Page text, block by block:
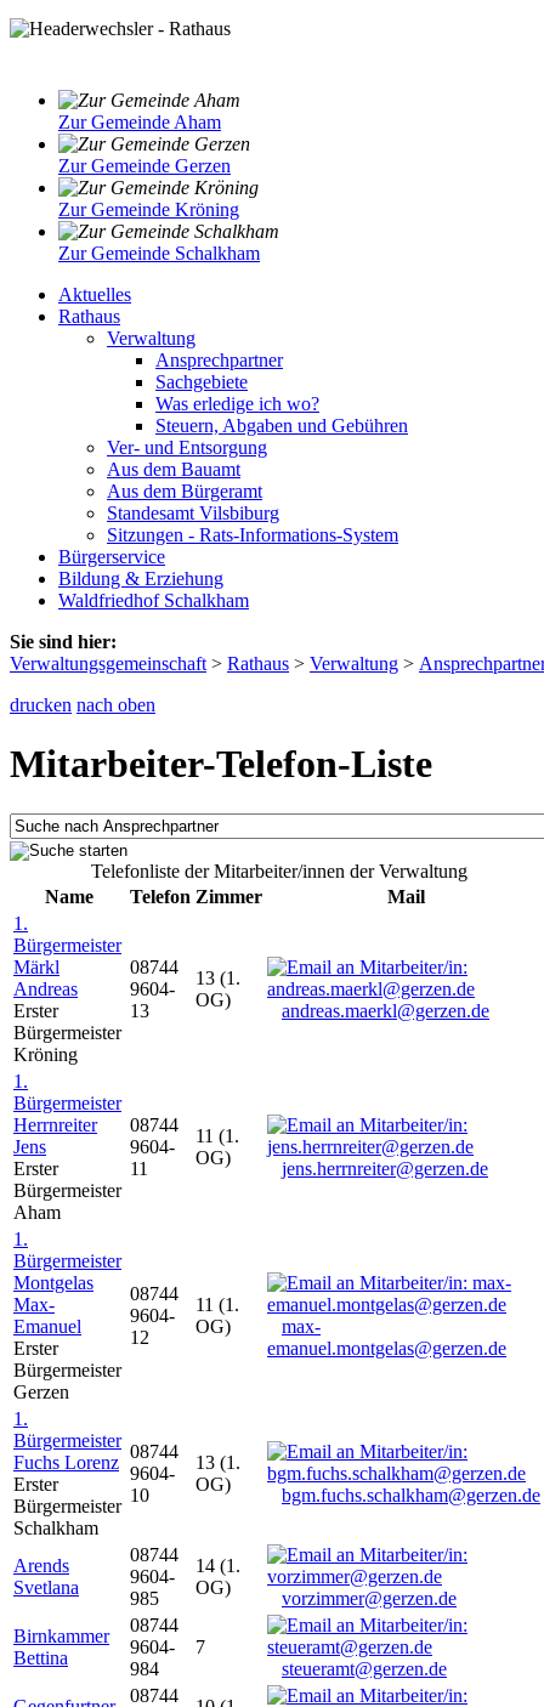
Zur Gemeinde Aham
Zur Gemeinde Gerzen
Zur Gemeinde Kröning
Zur Gemeinde Schalkham
Aktuelles
Rathaus
Verwaltung
Ansprechpartner
Sachgebiete
Was erledige ich wo?
Steuern, Abgaben und Gebühren
Ver- und Entsorgung
Aus dem Bauamt
Aus dem Bürgeramt
Standesamt Vilsbiburg
Sitzungen - Rats-Informations-System
Bürgerservice
Bildung & Erziehung
Waldfriedhof Schalkham
Sie sind hier:
Verwaltungsgemeinschaft > Rathaus > Verwaltung >
drucken nach oben
Mitarbeiter-Telefon-Liste
Telefonliste der Mitarbeiter/innen der Verwaltung
Name
Telefon Zimmer
Mail
1.
Bürgermeister
Märkl
Andreas
Erster
Bürgermeister
Kröning
08744
9604-
13
13 (1.
OG)
andreas.maerkl@gerzen.de
1.
Bürgermeister
Herrnreiter
Jens
Erster
Bürgermeister
Aham
08744
9604-
11
11 (1.
OG)
jens.herrnreiter@gerzen.de
1.
Bürgermeister
Montgelas
Max-
Emanuel
Erster
Bürgermeister
Gerzen
08744
9604-
12
11 (1.
OG)
max-
emanuel.montgelas@gerzen.de
1.
Bürgermeister
Fuchs Lorenz
Erster
Bürgermeister
Schalkham
08744
9604-
10
13 (1.
OG)
bgm.fuchs.schalkham@gerzen.de
Arends
Svetlana
08744
9604-
985
14 (1.
OG)
vorzimmer@gerzen.de
Birnkammer
Bettina
08744
9604-
984
7
steueramt@gerzen.de
08744